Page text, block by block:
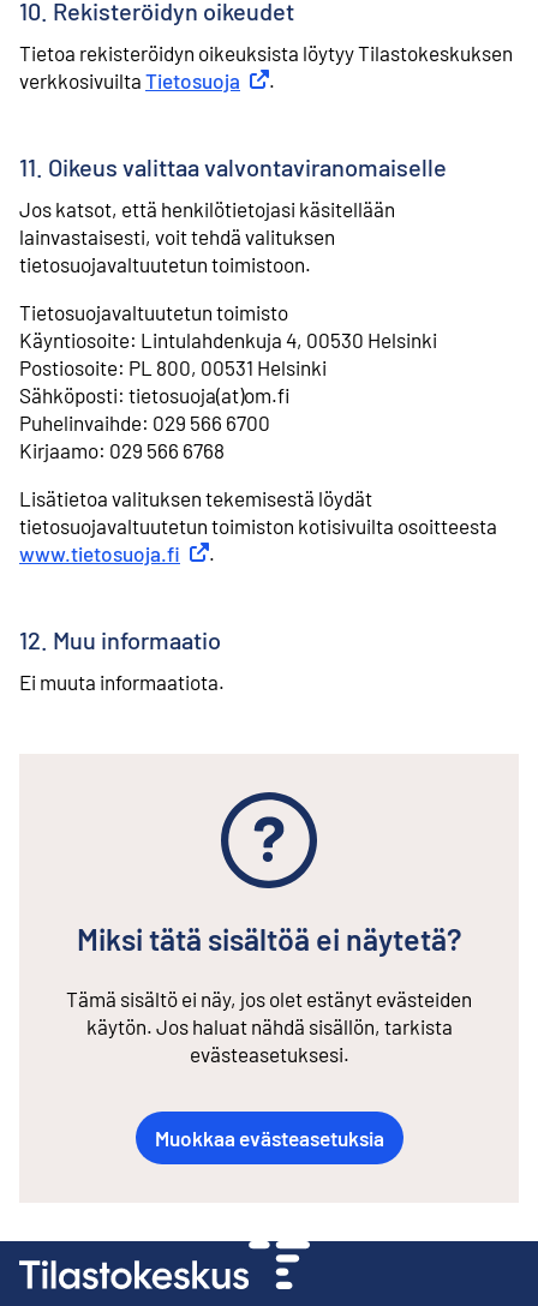
10. Rekisteröidyn oikeudet
Tietoa rekisteröidyn oikeuksista löytyy Tilastokeskuksen
verkkosivuilta Tietosuoja Ulkoinen linkki
.
11. Oikeus valittaa valvontaviranomaiselle
Jos katsot, että henkilötietojasi käsitellään
lainvastaisesti, voit tehdä valituksen
tietosuojavaltuutetun toimistoon.
Tietosuojavaltuutetun toimisto
⁠Käyntiosoite: Lintulahdenkuja 4, 00530 Helsinki
⁠Postiosoite: PL 800, 00531 Helsinki
⁠Sähköposti: tietosuoja(at)om.fi
⁠Puhelinvaihde: 029 566 6700
⁠Kirjaamo: 029 566 6768
Lisätietoa valituksen tekemisestä löydät
tietosuojavaltuutetun toimiston kotisivuilta osoitteesta
www.tietosuoja.fi Ulkoinen linkki
.
12. Muu informaatio
Ei muuta informaatiota.
Miksi tätä sisältöä ei näytetä?
Tämä sisältö ei näy, jos olet estänyt evästeiden
käytön. Jos haluat nähdä sisällön, tarkista
evästeasetuksesi.
Muokkaa evästeasetuksia